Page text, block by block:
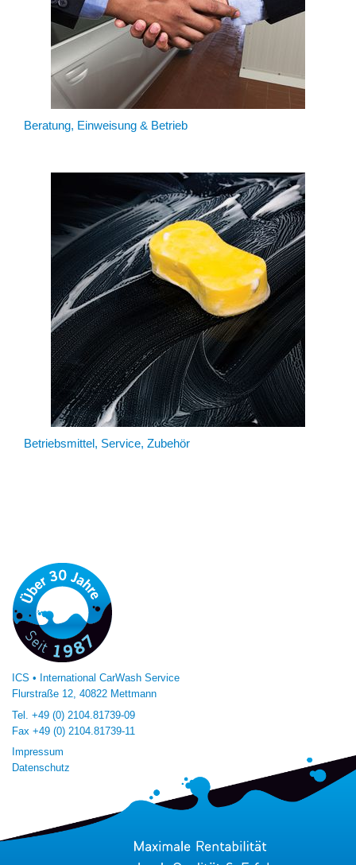
Beratung, Einweisung & Betrieb
Betriebsmittel, Service, Zubehör
ICS • International CarWash Service
Flurstraße 12, 40822 Mettmann
Tel.
+49 (0) 2104.81739-09
Fax +49 (0) 2104.81739-11
Impressum
Datenschutz